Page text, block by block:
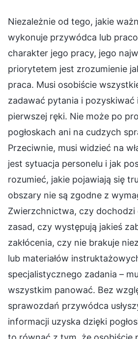
Niezależnie od tego, jakie
wykonuje przywódca lub
charakter jego pracy, jego
priorytetem jest zrozumienie
praca. Musi osobiście
zadawać pytania i pozyskiwać
pierwszej ręki. Nie może po
pogłoskach ani na cudzych
Przeciwnie, musi widzieć na
jest sytuacja personelu i jak
rozumieć, jakie pojawiają się
obszary nie są zgodne z
Zwierzchnictwa, czy dochodzi
zasad, czy występują jakieś
zakłócenia, czy nie brakuje
lub materiałów
specjalistycznego zadania –
wszystkim panować. Bez
sprawozdań przywódca
informacji uzyska dzięki